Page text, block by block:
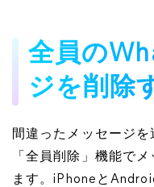
全員の
ジを削除
間違ったメッセージ
「全員削除」機能で
ます。iPhoneと